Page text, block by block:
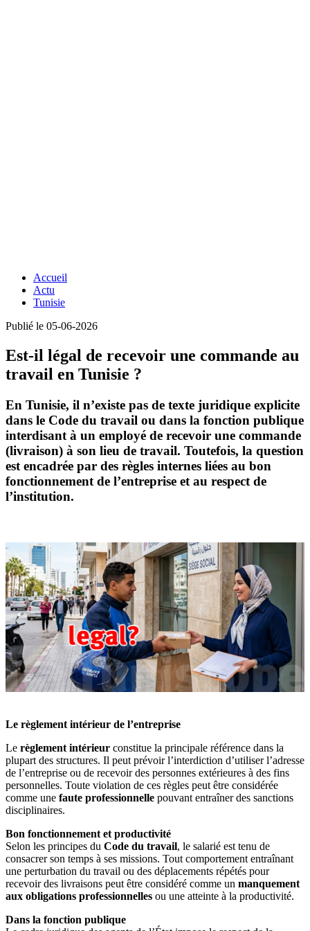
Accueil
Actu
Tunisie
Publié le 05-06-2026
Est-il légal de recevoir une commande au
travail en Tunisie ?
En Tunisie, il n’existe pas de texte juridique explicite
dans le Code du travail ou dans la fonction publique
interdisant à un employé de recevoir une commande
(livraison) à son lieu de travail. Toutefois, la question
est encadrée par des règles internes liées au bon
fonctionnement de l’entreprise et au respect de
l’institution.
Le règlement intérieur de l’entreprise
Le règlement intérieur constitue la principale référence dans la
plupart des structures. Il peut prévoir l’interdiction d’utiliser l’adresse
de l’entreprise ou de recevoir des personnes extérieures à des fins
personnelles. Toute violation de ces règles peut être considérée
comme une faute professionnelle pouvant entraîner des sanctions
disciplinaires.
Bon fonctionnement et productivité
Selon les principes du Code du travail, le salarié est tenu de
consacrer son temps à ses missions. Tout comportement entraînant
une perturbation du travail ou des déplacements répétés pour
recevoir des livraisons peut être considéré comme un manquement
aux obligations professionnelles ou une atteinte à la productivité.
Dans la fonction publique